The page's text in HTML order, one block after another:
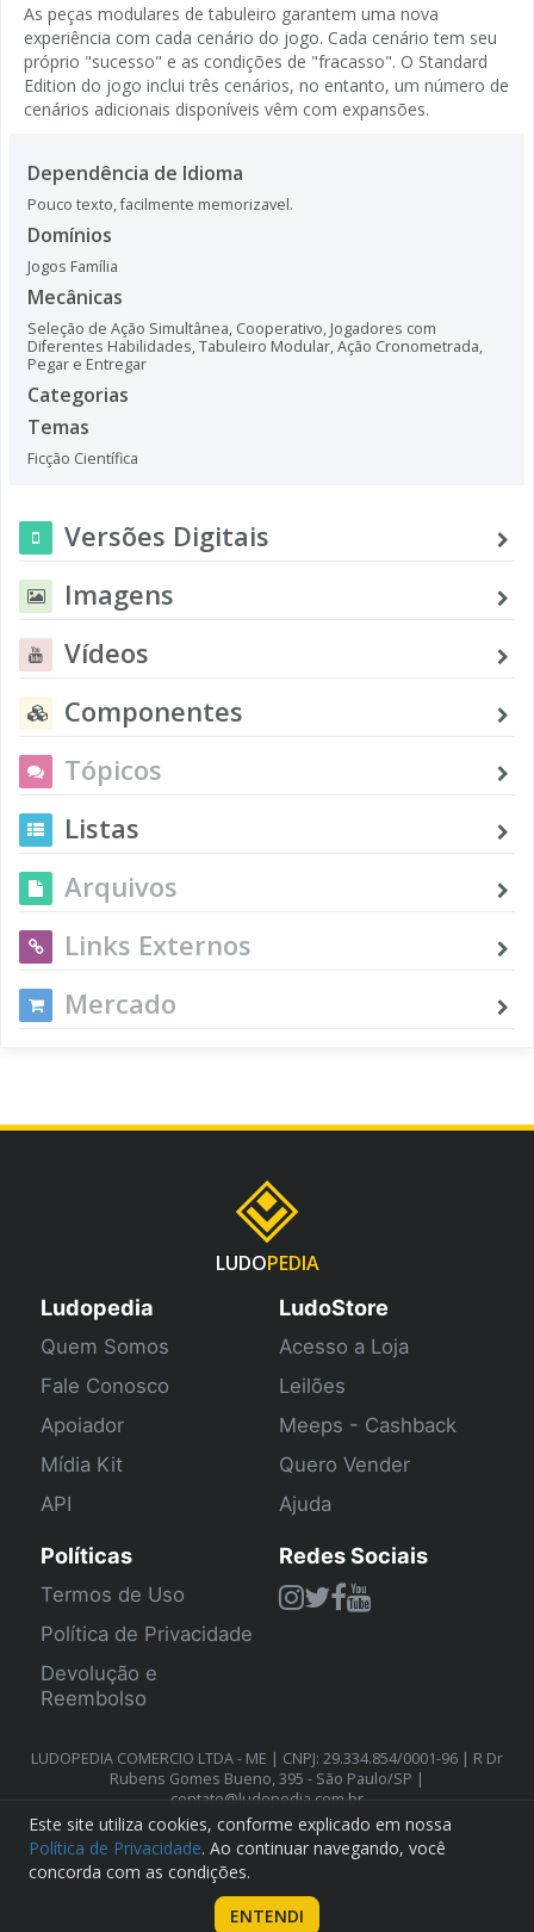
As peças modulares de tabuleiro garantem uma nova
experiência com cada cenário do jogo. Cada cenário tem seu
próprio "sucesso" e as condições de "fracasso". O Standard
Edition do jogo inclui três cenários, no entanto, um número de
cenários adicionais disponíveis vêm com expansões.
Dependência de Idioma
Pouco texto, facilmente memorizavel.
Domínios
Jogos Família
Mecânicas
Seleção de Ação Simultânea, Cooperativo, Jogadores com
Diferentes Habilidades,Tabuleiro Modular,Ação Cronometrada,
Pegar e Entregar
Categorias
Temas
Ficção Científica
Versões Digitais
Imagens
Vídeos
Componentes
Tópicos
Listas
Arquivos
Links Externos
Mercado
LUDOPEDIA
Ludopedia
Quem Somos
Fale Conosco
Apoiador
Mídia Kit
API
LudoStore
Acesso a Loja
Leilões
Meeps - Cashback
Quero Vender
Ajuda
Políticas
Termos de Uso
Política de Privacidade
Devolução e
Reembolso
Redes Sociais
LUDOPEDIA COMERCIO LTDA - ME | CNPJ: 29.334.854/0001-96 | R Dr
Rubens Gomes Bueno, 395 - São Paulo/SP |
contato@ludopedia.com.br
Este site utiliza cookies, conforme explicado em nossa
Política de Privacidade. Ao continuar navegando, você
concorda com as condições.
ENTENDI